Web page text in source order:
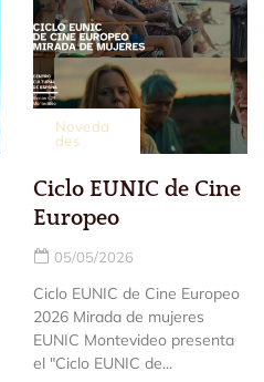
Noveda
des
Ciclo EUNIC de Cine
Europeo
05/05/2026
Ciclo EUNIC de Cine Europeo
2026 Mirada de mujeres
EUNIC Montevideo presenta
el "Ciclo EUNIC de...